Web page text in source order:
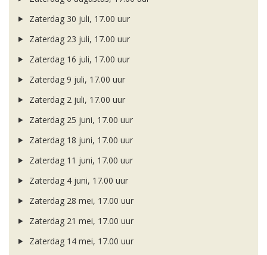
Zaterdag 30 juli, 17.00 uur
Zaterdag 23 juli, 17.00 uur
Zaterdag 16 juli, 17.00 uur
Zaterdag 9 juli, 17.00 uur
Zaterdag 2 juli, 17.00 uur
Zaterdag 25 juni, 17.00 uur
Zaterdag 18 juni, 17.00 uur
Zaterdag 11 juni, 17.00 uur
Zaterdag 4 juni, 17.00 uur
Zaterdag 28 mei, 17.00 uur
Zaterdag 21 mei, 17.00 uur
Zaterdag 14 mei, 17.00 uur